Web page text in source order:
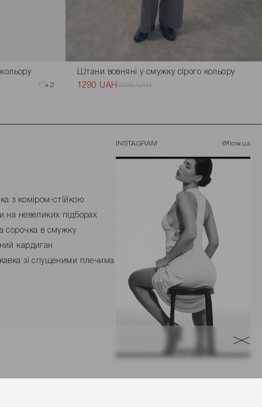
+2
Штани вовняні у смужку сірого кольору
1290 UAH 2590 UAH
з коміром-стійкою
на невеликих підборах
сорочка в смужку
кардиган
зі спущеними плечима
INSTAGRAM @flow.ua